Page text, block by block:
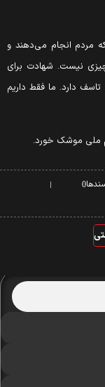
مردم انجام می‌دهند و
نیست. شهادت برای
دارد. ما فقط داریم
0